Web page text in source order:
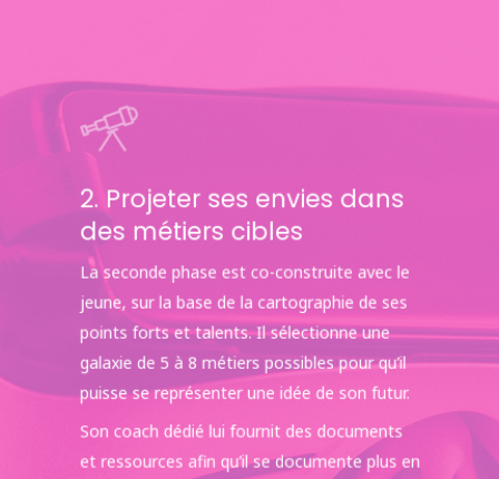
2. Projeter ses envies dans
des métiers cibles
La seconde phase est co-construite avec le
jeune, sur la base de la cartographie de ses
points forts et talents. Il sélectionne une
galaxie de 5 à 8 métiers possibles pour qu’il
puisse se représenter une idée de son futur.
Son coach dédié lui fournit des documents
et ressources afin qu’il se documente plus en